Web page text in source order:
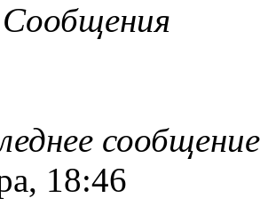
Сообщения
сообщение
18:46